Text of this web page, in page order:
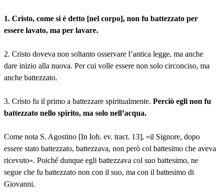
1. Cristo, come si è detto [nel corpo], non fu battezzato per
essere lavato, ma per lavare.
2. Cristo doveva non soltanto osservare l’antica legge, ma anche
dare inizio alla nuova. Per cui volle essere non solo circonciso, ma
anche battezzato.
3. Cristo fu il primo a battezzare spiritualmente. Perciò egli non fu
battezzato nello spirito, ma solo nell’acqua.
Come nota S. Agostino [In Ioh. ev. tract. 13], «il Signore, dopo
essere stato battezzato, battezzava, non però col battesimo che aveva
ricevuto». Poiché dunque egli battezzava col suo battesimo, ne
segue che fu battezzato non con il suo, ma con il battesimo di
Giovanni.